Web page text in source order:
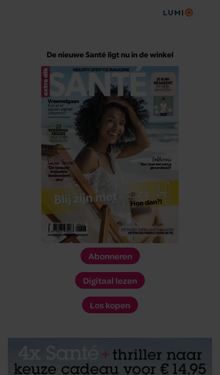
De nieuwe Santé ligt nu in de winkel
Abonneren
Digitaal lezen
Los kopen